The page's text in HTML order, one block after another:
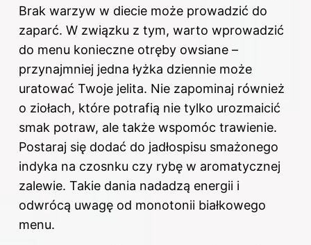
Brak warzyw w diecie może prowadzić do
zaparć. W związku z tym, warto wprowadzić
do menu konieczne otręby owsiane –
przynajmniej jedna łyżka dziennie może
uratować Twoje jelita. Nie zapominaj również
o ziołach, które potrafią nie tylko urozmaicić
smak potraw, ale także wspomóc trawienie.
Postaraj się dodać do jadłospisu smażonego
indyka na czosnku czy rybę w aromatycznej
zalewie. Takie dania nadadzą energii i
odwrócą uwagę od monotonii białkowego
menu.